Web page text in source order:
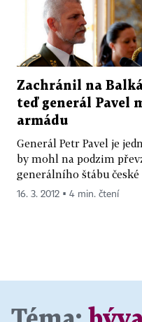
Zachránil na
teď generál Pavel
armádu
Generál Petr Pavel je
by mohl na podzim
generálního štábu české
16. 3. 2012 ▪ 4 min. čtení